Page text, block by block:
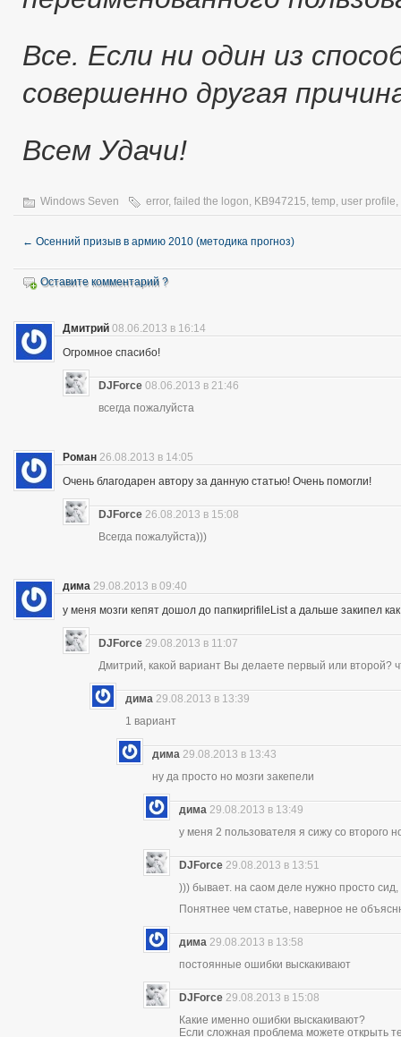
Все. Если ни один из
совершенно другая
Всем Удачи!
Windows Seven error, failed the logon KB947215 temp user profile
← Осенний призыв в армию 2010 (методика прогноз)
Оставите комментарий ?
Дмитрий 08.06.2013 в 16:14
Огромное спасибо!
DJForce 08.06.2013 в 21:46
всегда пожалуйста
Роман 26.08.2013 в 14:05
Очень благодарен автору за данную статью! Очень помогли!
DJForce 26.08.2013 в 15:08
Всегда пожалуйста)))
дима 29.08.2013 в 09:40
у меня мозги кепят дошол до папкиprifileList а дальше закипел
DJForce 29.08.2013 в 11:07
Дмитрий, какой вариант Вы делаете первый или второй?
дима 29.08.2013 в 13:39
1 вариант
дима 29.08.2013 в 13:43
ну да просто но мозги закепели
дима 29.08.2013 в 13:49
у меня 2 пользователя я сижу со второго
DJForce 29.08.2013 в 13:51
))) бывает. на саом деле нужно просто
Понятнее чем статье, наверное не
дима 29.08.2013 в 13:58
постоянные ошибки выскакивают
DJForce 29.08.2013 в 15:08
Какие именно ошибки выскакивают?
Если сложная проблема можете открыть